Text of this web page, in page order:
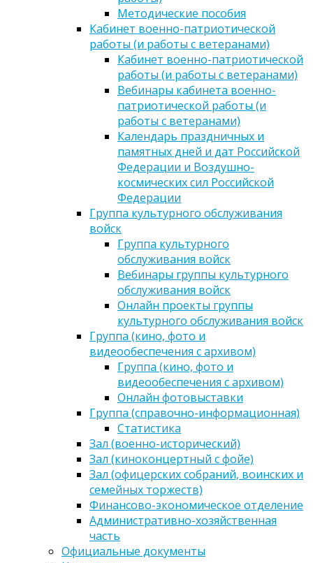
Методические пособия
Кабинет военно-патриотической
работы (и работы с ветеранами)
Кабинет военно-патриотической
работы (и работы с ветеранами)
Вебинары кабинета военно-
патриотической работы (и
работы с ветеранами)
Календарь праздничных и
памятных дней и дат Российской
Федерации и Воздушно-
космических сил Российской
Федерации
Группа культурного обслуживания
войск
Группа культурного
обслуживания войск
Вебинары группы культурного
обслуживания войск
Онлайн проекты группы
культурного обслуживания войск
Группа (кино, фото и
видеообеспечения с архивом)
Группа (кино, фото и
видеообеспечения с архивом)
Онлайн фотовыставки
Группа (справочно-информационная)
Статистика
Зал (военно-исторический)
Зал (киноконцертный с фойе)
Зал (офицерских собраний, воинских и
семейных торжеств)
Финансово-экономическое отделение
Административно-хозяйственная
часть
Официальные документы